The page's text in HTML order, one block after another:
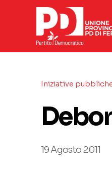
Iniziative
19 Agosto 2011